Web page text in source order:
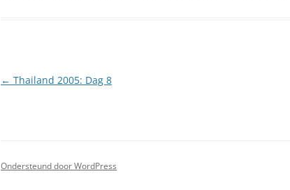
Berichtnavigatie
← Thailand 2005: Dag 8
Ondersteund door WordPress